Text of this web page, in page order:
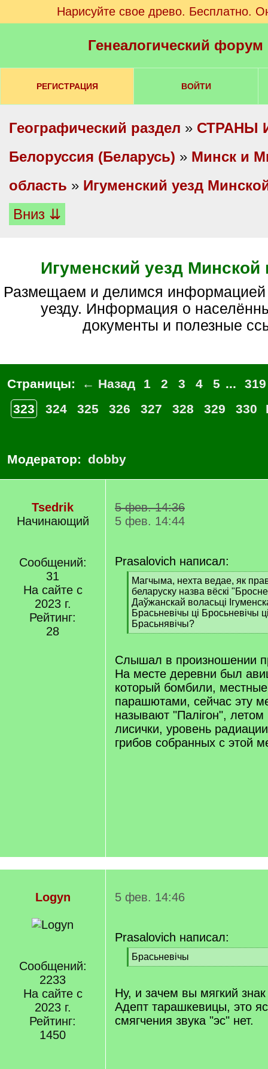
Нарисуйте свое древо. Бесплатно.
Генеалогический
РЕГИСТРАЦИЯ ВОЙТИ
Географический раздел » СТРАНЫ
Белоруссия (Беларусь) » Минск и
область » Игуменский уезд
Вниз ⇊
Игуменский уезд Минской
Размещаем и делимся информацией по игуменскому
уезду. Информация о
документы и полезные
Страницы: ← Назад 1 2 3 4 5 ...
319
323
324 325 326 327 328 329 330
Модератор: dobby
Tsedrik
Начинающий
Сообщений:
31
На сайте с
2023 г.
Рейтинг:
28
5 фев. 14:36
5 фев. 14:44
Prasalovich написал:
[
q
]
Магчыма, нехта ведае, як
беларуску назва вёскі
Даўжанскай воласьці
Брасьневічы ці Бросьневічы
Брасьнявічы?
[
q
]
Слышал в произношении
На месте деревни был
который бомбили,
парашютами, сейчас эту
называют "Палiгон", летом
лисички, уровень
грибов собранных с этой
Logyn
Сообщений:
2233
На сайте с
2023 г.
Рейтинг:
1450
5 фев. 14:46
Prasalovich написал:
[
q
Брасьневічы
[
q
Ну, и зачем вы мягкий
Адепт тарашкевицы, это
смягчения звука "эс" нет.